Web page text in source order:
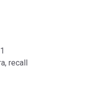
RA0004
recall